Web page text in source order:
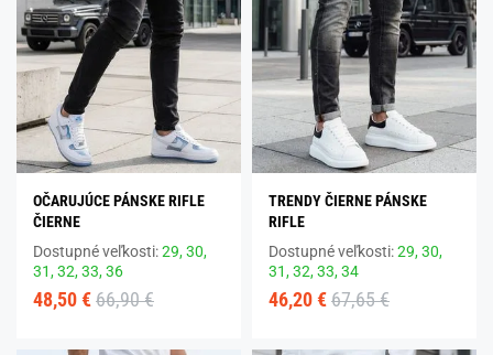
OČARUJÚCE PÁNSKE RIFLE
ČIERNE
Dostupné veľkosti:29,30,
31,32,33,36
48,50 € 66,90 €
TRENDY ČIERNE PÁNSKE
RIFLE
Dostupné veľkosti:29,30,
31,32,33,34
46,20 € 67,65 €